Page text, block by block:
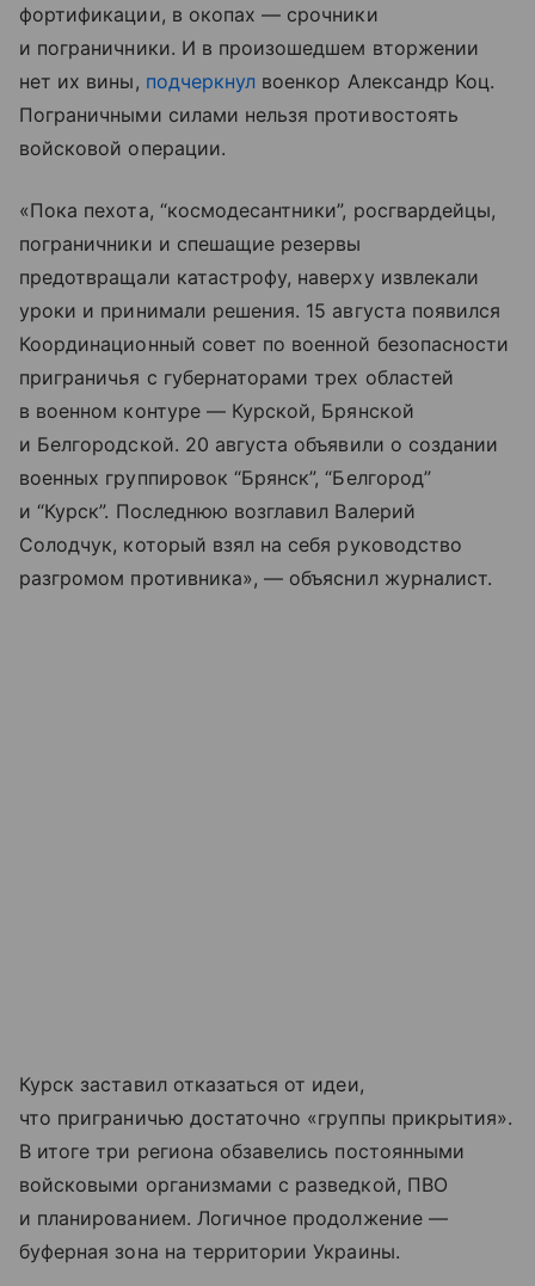
фортификации, в окопах — срочники
и пограничники. И в произошедшем вторжении
нет их вины, подчеркнул военкор Александр Коц.
Пограничными силами нельзя противостоять
войсковой операции.
«Пока пехота, “космодесантники”, росгвардейцы,
пограничники и спешащие резервы
предотвращали катастрофу, наверху извлекали
уроки и принимали решения. 15 августа появился
Координационный совет по военной безопасности
приграничья с губернаторами трех областей
в военном контуре — Курской, Брянской
и Белгородской. 20 августа объявили о создании
военных группировок “Брянск”, “Белгород”
и “Курск”. Последнюю возглавил Валерий
Солодчук, который взял на себя руководство
разгромом противника», — объяснил журналист.
Курск заставил отказаться от идеи,
что приграничью достаточно «группы прикрытия».
В итоге три региона обзавелись постоянными
войсковыми организмами с разведкой, ПВО
и планированием. Логичное продолжение —
буферная зона на территории Украины.